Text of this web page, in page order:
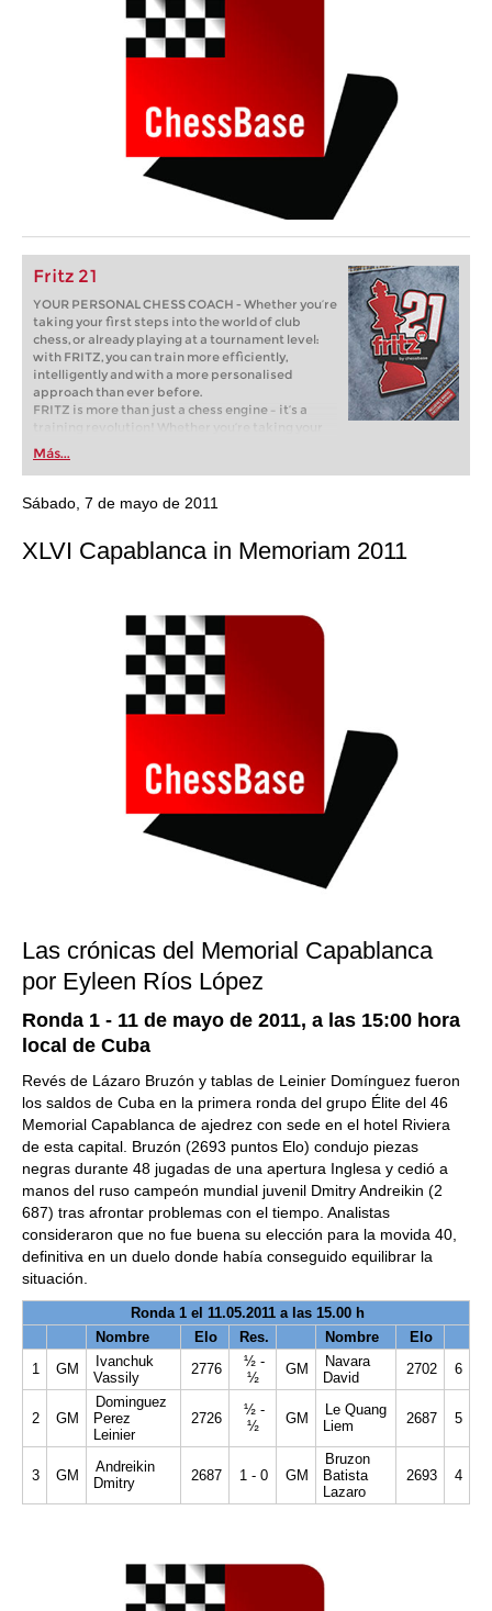
Fritz 21
YOUR PERSONAL CHESS COACH - Whether you’re
taking your first steps into the world of club
chess, or already playing at a tournament level:
with FRITZ, you can train more efficiently,
intelligently and with a more personalised
approach than ever before.
FRITZ is more than just a chess engine – it’s a
training revolution! Whether you’re taking your
first steps into the world of club chess, or already
playing at a tournament level: with FRITZ, you can
train more efficiently, intelligently and with a
more personalised approach than ever before.
Más...
Sábado, 7 de mayo de 2011
XLVI Capablanca in Memoriam 2011
Las crónicas del Memorial Capablanca
por Eyleen Ríos López
Ronda 1 - 11 de mayo de 2011, a las 15:00 hora
local de Cuba
Revés de Lázaro Bruzón y tablas de Leinier Domínguez fueron
los saldos de Cuba en la primera ronda del grupo Élite del 46
Memorial Capablanca de ajedrez con sede en el hotel Riviera
de esta capital. Bruzón (2693 puntos Elo) condujo piezas
negras durante 48 jugadas de una apertura Inglesa y cedió a
manos del ruso campeón mundial juvenil Dmitry Andreikin (2
687) tras afrontar problemas con el tiempo. Analistas
consideraron que no fue buena su elección para la movida 40,
definitiva en un duelo donde había conseguido equilibrar la
situación.
Ronda 1 el 11.05.2011 a las 15.00 h
Nombre
Elo Res. Nombre
Elo
1
GM
Ivanchuk
Vassily
2776
½ -
½
GM
Navara
David
2702 6
2 GM
Dominguez
Perez
Leinier
2726
½ -
½
GM
Le Quang
Liem
2687 5
3 GM
Andreikin
Dmitry
2687 1 - 0 GM
Bruzon
Batista
Lazaro
2693 4